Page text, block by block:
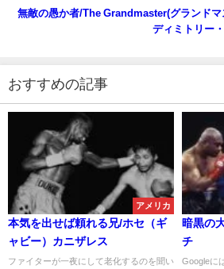
無敵の愚か者/The Grandmaster(グランドマ
ディミトリー
おすすめの記事
アメリカ
本気を出せば頼れる兄/ホセ（ギ
ャビー）カニザレス
ファイターが一夜にして老化するのを聞い
暗黒の
チ
Googleに